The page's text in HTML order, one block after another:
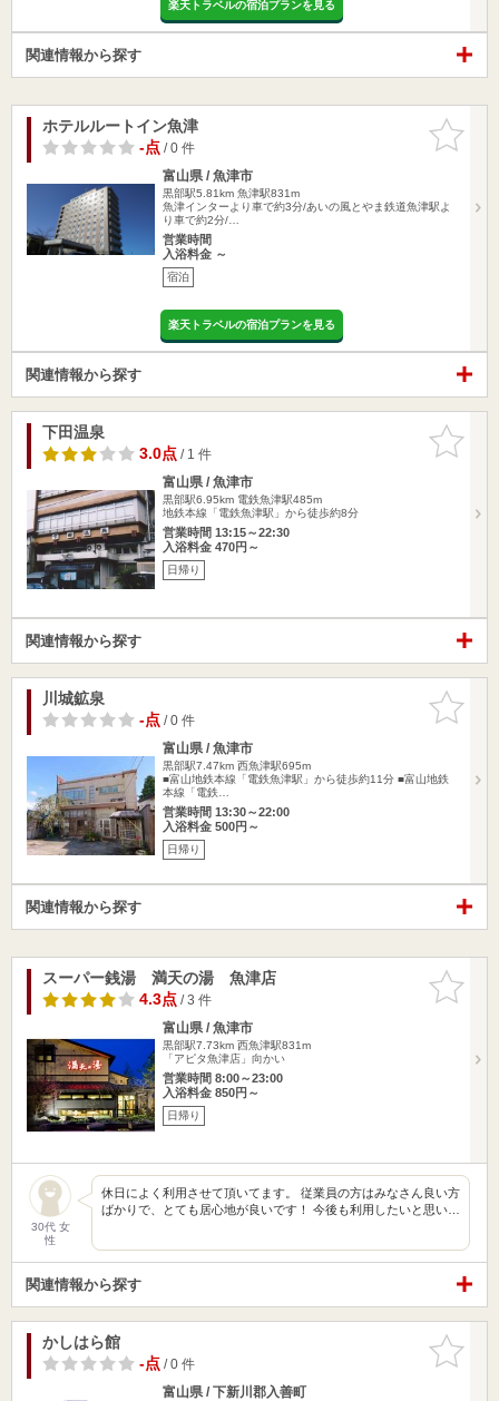
楽天トラベルの宿泊プランを見る
関連情報から探す
お気に入
りに追加
ホテルルートイン魚津
-点/ 0 件
富山県 / 魚津市
黒部駅5.81km 魚津駅831m
魚津インターより車で約3分/あいの風とやま鉄道魚津駅よ
り車で約2分/…
営業時間
入浴料金 ～
宿泊
楽天トラベルの宿泊プランを見る
関連情報から探す
お気に入
りに追加
下田温泉
3.0点/ 1 件
富山県 / 魚津市
黒部駅6.95km 電鉄魚津駅485m
地鉄本線「電鉄魚津駅」から徒歩約8分
営業時間 13:15～22:30
入浴料金 470円～
日帰り
関連情報から探す
お気に入
りに追加
川城鉱泉
-点/ 0 件
富山県 / 魚津市
黒部駅7.47km 西魚津駅695m
■富山地鉄本線「電鉄魚津駅」から徒歩約11分 ■富山地鉄
本線「電鉄…
営業時間 13:30～22:00
入浴料金 500円～
日帰り
関連情報から探す
お気に入
りに追加
スーパー銭湯 満天の湯 魚津店
4.3点/ 3 件
富山県 / 魚津市
黒部駅7.73km 西魚津駅831m
「アピタ魚津店」向かい
営業時間 8:00～23:00
入浴料金 850円～
日帰り
30代 女
性
休日によく利用させて頂いてます。 従業員の方はみなさん良い方
ばかりで、とても居心地が良いです！ 今後も利用したいと思い…
関連情報から探す
お気に入
りに追加
かしはら館
-点/ 0 件
富山県 / 下新川郡入善町